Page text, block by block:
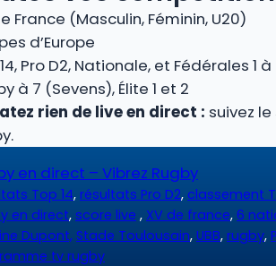
France (Masculin, Féminin, U20)
d’Europe
Pro D2, Nationale, et Fédérales 1 à
à 7 (Sevens), Élite 1 et 2
rien de live en direct : suivez
en direct – Vibrez Rugby
Top 14, résultats Pro D2, classement
en direct, score live , XV de france, 6
Dupont,Stade Toulousain, UBB, rugby,
tv rugby